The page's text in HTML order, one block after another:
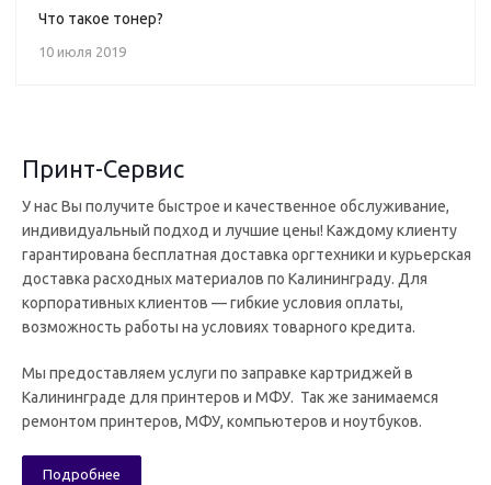
Что такое тонер?
10 июля 2019
Принт-Cервис
У нас Вы получите быстрое и качественное обслуживание,
индивидуальный подход и лучшие цены! Каждому клиенту
гарантирована бесплатная доставка оргтехники и курьерская
доставка расходных материалов по Калининграду. Для
корпоративных клиентов — гибкие условия оплаты,
возможность работы на условиях товарного кредита.
Мы предоставляем услуги по заправке картриджей в
Калининграде для принтеров и МФУ. Так же занимаемся
ремонтом принтеров, МФУ, компьютеров и ноутбуков.
Подробнее